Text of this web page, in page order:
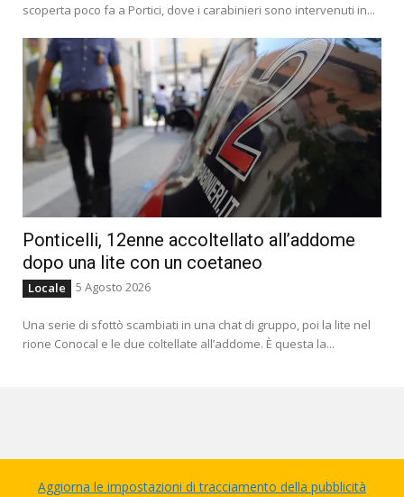
scoperta poco fa a Portici, dove i carabinieri sono intervenuti in...
Ponticelli, 12enne accoltellato all’addome
dopo una lite con un coetaneo
Locale 5 Agosto 2026
Una serie di sfottò scambiati in una chat di gruppo, poi la lite nel
rione Conocal e le due coltellate all’addome. È questa la...
Aggiorna le impostazioni di tracciamento della pubblicità